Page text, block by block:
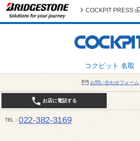
コクピット 名取
COCKPIT PRESS
お問い合わせフォーム
お店に電話する
TEL 022-382-3169